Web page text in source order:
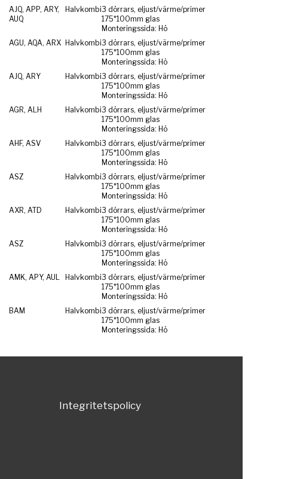
AJQ, APP, ARY,
AUQ
Halvkombi3 dörrars, eljust/värme/primer
175*100mm glas
Monteringssida: Hö
AGU, AQA, ARX Halvkombi3 dörrars, eljust/värme/primer
175*100mm glas
Monteringssida: Hö
AJQ, ARY Halvkombi3 dörrars, eljust/värme/primer
175*100mm glas
Monteringssida: Hö
AGR, ALH Halvkombi3 dörrars, eljust/värme/primer
175*100mm glas
Monteringssida: Hö
AHF, ASV Halvkombi3 dörrars, eljust/värme/primer
175*100mm glas
Monteringssida: Hö
ASZ Halvkombi3 dörrars, eljust/värme/primer
175*100mm glas
Monteringssida: Hö
AXR, ATD Halvkombi3 dörrars, eljust/värme/primer
175*100mm glas
Monteringssida: Hö
ASZ Halvkombi3 dörrars, eljust/värme/primer
175*100mm glas
Monteringssida: Hö
AMK, APY, AUL Halvkombi3 dörrars, eljust/värme/primer
175*100mm glas
Monteringssida: Hö
BAM Halvkombi3 dörrars, eljust/värme/primer
175*100mm glas
Monteringssida: Hö
Integritetspolicy